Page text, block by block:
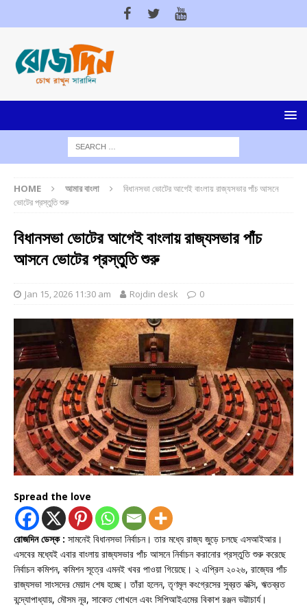
HOME আমার বাংলা
বিধানসভা ভোটের আগেই বাংলায় রাজ্যসভার পাঁচ আসনে
ভোটের প্রস্তুতি শুরু
বিধানসভা ভোটের আগেই বাংলায় রাজ্যসভার পাঁচ
আসনে ভোটের প্রস্তুতি শুরু
Jan 15, 2026 11:30 am Rojdin desk 0
Spread the love
রোজদিন ডেস্ক : সামনেই বিধানসভা নির্বাচন। তার মধ্যে রাজ্য জুড়ে চলছে এসআইআর।
এসবের মধ্যেই এবার বাংলায় রাজ্যসভার পাঁচ আসনে নির্বাচন করানোর প্রস্তুতি শুরু করেছে
নির্বাচন কমিশন, কমিশন সূত্রে এমনই খবর পাওয়া গিয়েছে। ২ এপ্রিল ২০২৬, রাজ্যের পাঁচ
রাজ্যসভা সাংসদের মেয়াদ শেষ হচ্ছে। তাঁরা হলেন, তৃণমূল কংগ্রেসের সুব্রত বক্সি, ঋতব্রত
বন্দ্যোপাধ্যায়, মৌসম নূর, সাকেত গোখলে এবং সিপিআইএমের বিকাশ রঞ্জন ভট্টাচার্য।